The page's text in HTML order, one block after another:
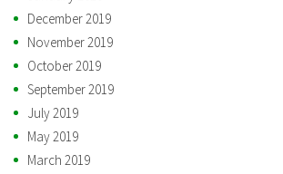
December 2019
November 2019
October 2019
September 2019
July 2019
May 2019
March 2019